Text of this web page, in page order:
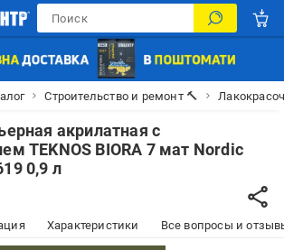
Строительство и ремонт 🔨
акрилатная с
TEKNOS BIORA 7 мат Nordic
0,9 л
Характеристики Все вопросы и